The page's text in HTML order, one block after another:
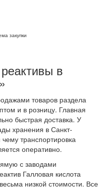
закупки
в
товаров раздела
и в розницу. Главная
быстрая доставка. У
хранения в Санкт-
транспортировка
оперативно.
с заводами
Галловая кислота
низкой стоимости. Все